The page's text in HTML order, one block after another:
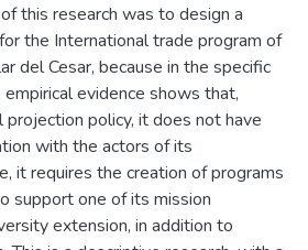
this research was to design a
the International trade program of
del Cesar, because in the specific
evidence shows that,
projection policy, it does not have
with the actors of its
it requires the creation of programs
support one of its mission
extension, in addition to